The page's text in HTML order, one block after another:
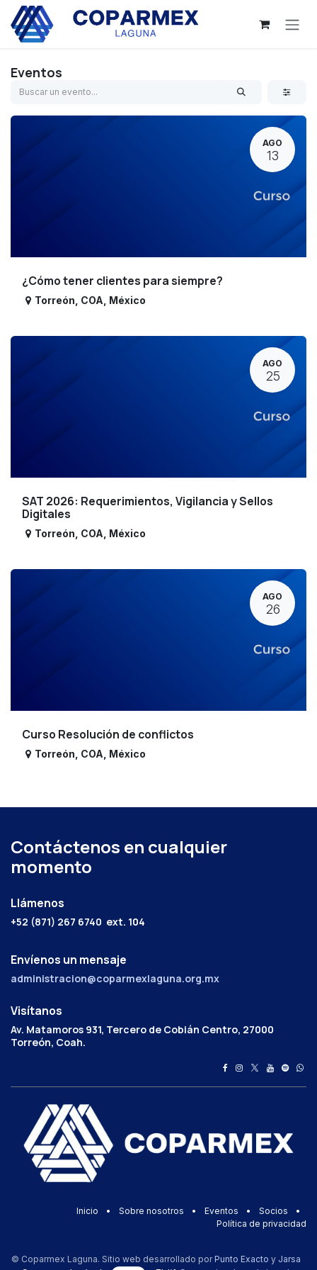
Ir al contenido
Eventos
AGO
13
¿Cómo tener clientes para siempre?
Torreón COA México
AGO
25
SAT 2026: Requerimientos, Vigilancia y Sellos
Digitales
Torreón COA México
AGO
26
Curso Resolución de conflictos
Torreón COA México
Contáctenos en cualquier
momento
Llámenos
+52 (871) 267 6740 ext. 104
Envíenos un mensaje
administracion@coparmexlaguna.org.mx
Visítanos
Av. Matamoros 931, Tercero de Cobián Centro, 27000
Torreón, Coah.
Inicio • Sobre nosotros • Eventos • Socios
•
Política de privacidad
© Coparmex Laguna. Sitio web desarrollado por Punto Exacto y Jarsa